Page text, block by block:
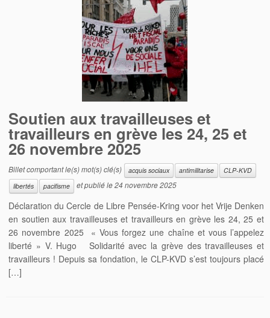
Soutien aux travailleuses et
travailleurs en grève les 24, 25 et
26 novembre 2025
Billet comportant le(s) mot(s) clé(s) acquis sociaux antimilitarise
CLP-KVD
libertés
pacifisme et publié le24 novembre 2025
Déclaration du Cercle de Libre Pensée-Kring voor het Vrije Denken
en soutien aux travailleuses et travailleurs en grève les 24, 25 et
26 novembre 2025 « Vous forgez une chaîne et vous l’appelez
liberté » V. Hugo Solidarité avec la grève des travailleuses et
travailleurs ! Depuis sa fondation, le CLP-KVD s’est toujours placé
[…]